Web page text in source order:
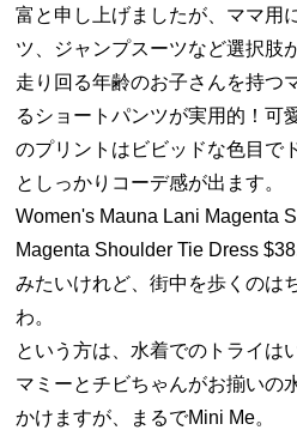
富と申し上げましたが、ママ用
ツ、ジャンプスーツなど選択肢
走り回る年齢のお子さんを持つ
るショートパンツが実用的！可
のプリントはビビッドな色目で
としっかりコーデ感が出ます。
Women's Mauna Lani Magenta
Magenta Shoulder Tie Dress
みたいけれど、街中を歩くのは
わ。
という方は、水着でのトライは
マミーとチビちゃんがお揃いの
かけますが、まるでMini Me。